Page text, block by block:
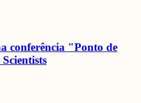
conferência "Ponto de